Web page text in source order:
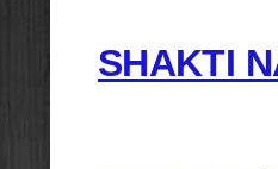
SHAKTI